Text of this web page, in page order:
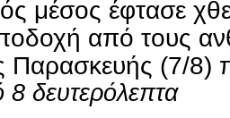
μέσος έφτασε
από τους
Παρασκευής (7/8)
δευτερόλεπτα